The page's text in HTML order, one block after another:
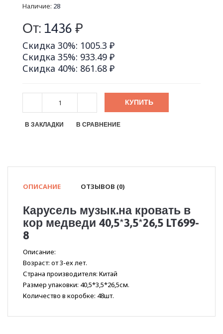
Наличие: 28
От: 1436 ₽
Скидка 30%: 1005.3 ₽
Скидка 35%: 933.49 ₽
Скидка 40%: 861.68 ₽
КУПИТЬ
В ЗАКЛАДКИ В СРАВНЕНИЕ
ОПИСАНИЕ ОТЗЫВОВ (0)
Карусель музык.на кровать в
кор медведи 40,5*3,5*26,5 LT699-
8
Описание:
Возраст: от 3-ех лет.
Страна производителя: Китай
Размер упаковки: 40,5*3,5*26,5см.
Количество в коробке: 48шт.